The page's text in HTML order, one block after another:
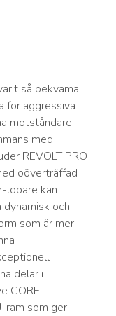
så bekväma
för aggressiva
motståndare.
med
REVOLT PRO
oöverträffad
löpare kan
och
som är mer
delar i
CORE-
ram som ger